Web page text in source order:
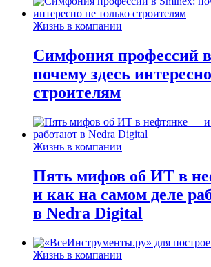
Жизнь в компании
Симфония профессий
почему здесь
строителям
Жизнь в компании
Пять мифов об ИТ в
и как на самом деле
в Nedra Digital
Жизнь в компании